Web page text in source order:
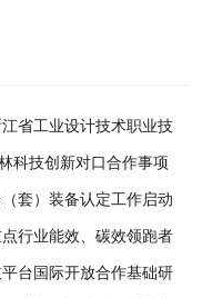
省工业设计技术职业技
科技创新对口合作事项
套）装备认定工作启动
行业能效、碳效领跑者
台国际开放合作基础研